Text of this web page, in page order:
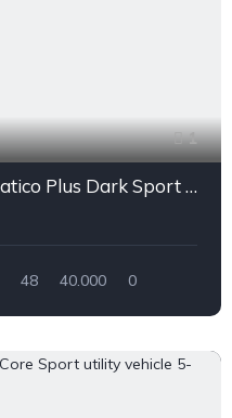
1
VOLVO XC60 B4 D automatico Plus Dark Sport utility vehicle 5-door (Euro 6D)
48 40.000 0